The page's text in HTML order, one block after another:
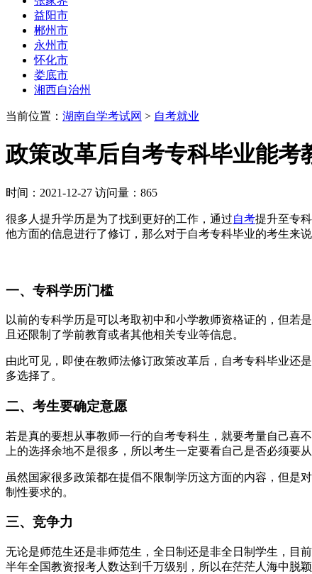
益阳市
郴州市
永州市
怀化市
娄底市
湘西自治州
当前位置： 湖南自学考试网 > 自考就业
政策改革后自考专科毕业能考
时间：2021-12-27 访问量：865
很多人提升学历是为了找到更好的工作，通过自考提升至专
他方面的信息进行了修订，那么对于自考专科毕业的考生来
一、专科学历门槛
以前的专科学历是可以考取初中和小学教师资格证的，但若
且还限制了学前教育或者其他相关专业等信息。
由此可见，即使在教师法修订政策改革后，自考专科毕业还
多选择了。
二、考生要确定意愿
若是真的要想从事教师一行的自考专科生，就要考量自己喜
上的选择余地不是很多，所以考生一定要看自己是否必须要
虽然国家很多政策都在提倡不限制学历这方面的内容，但是
制性要求的。
三、竞争力
无论是师范生还是非师范生，全日制还是非全日制学生，目
半年全国教资报考人数达到千万级别，所以在茫茫人海中脱